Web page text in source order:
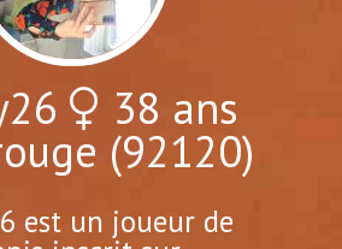
38 ans
(92120)
est un joueur de